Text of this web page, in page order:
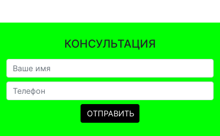
КОНСУЛЬТАЦИЯ